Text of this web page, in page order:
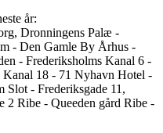
år:
Dronningens Palæ -
- Den Gamle By Århus -
- Frederiksholms Kanal 6 -
18 - 71 Nyhavn Hotel -
Slot - Frederiksgade 11,
2 Ribe - Queeden gård Ribe -